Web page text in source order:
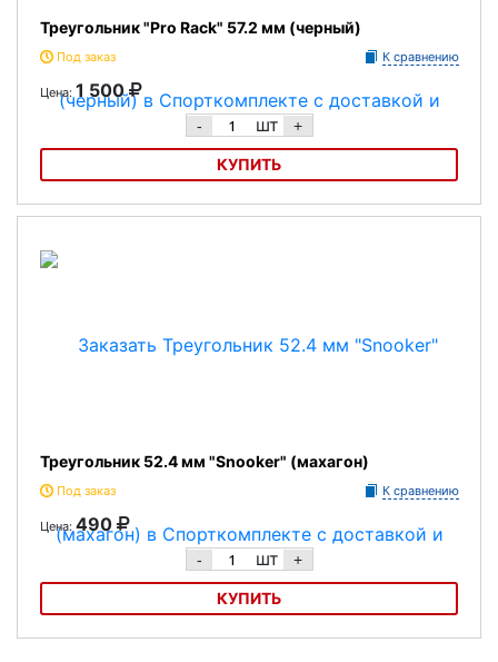
Треугольник "Pro Rack" 57.2 мм (черный)
Под заказ К сравнению
Цена: 1 500
- шт +
КУПИТЬ
Треугольник "Pro Rack" 57.2 мм (черный)
Треугольник 52.4 мм "Snooker" (махагон)
Под заказ К сравнению
Цена: 490
- шт +
КУПИТЬ